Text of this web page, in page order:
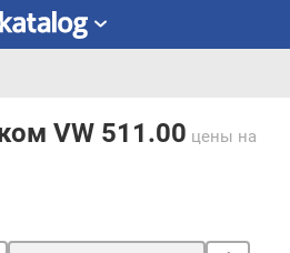
VW 511.00 цены на